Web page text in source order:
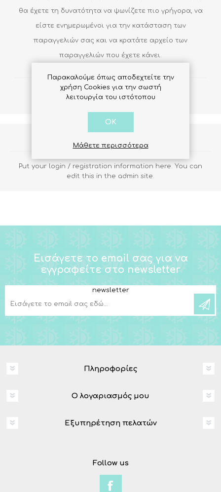
θα έχετε τη δυνατότητα να ψωνίζετε πιο γρήγορα, να
είστε ενημερωμένοι για την κατάσταση των
παραγγελιών σας και να κρατάτε αρχείο των
παραγγελιών που έχετε κάνει.
Put your login / registration information here. You can
edit this in the admin site.
Εισάγετε το email σας για να
εγγραφείτε στο newsletter
newsletter
Πληροφορίες
Ο λογαριασμός μου
Εξυπηρέτηση πελατών
Follow us
Παρακαλούμε όπως αποδεχτείτε την
χρήση Cookies για την σωστή
λειτουργία του ιστότοπου
OK
Μάθετε περισσότερα